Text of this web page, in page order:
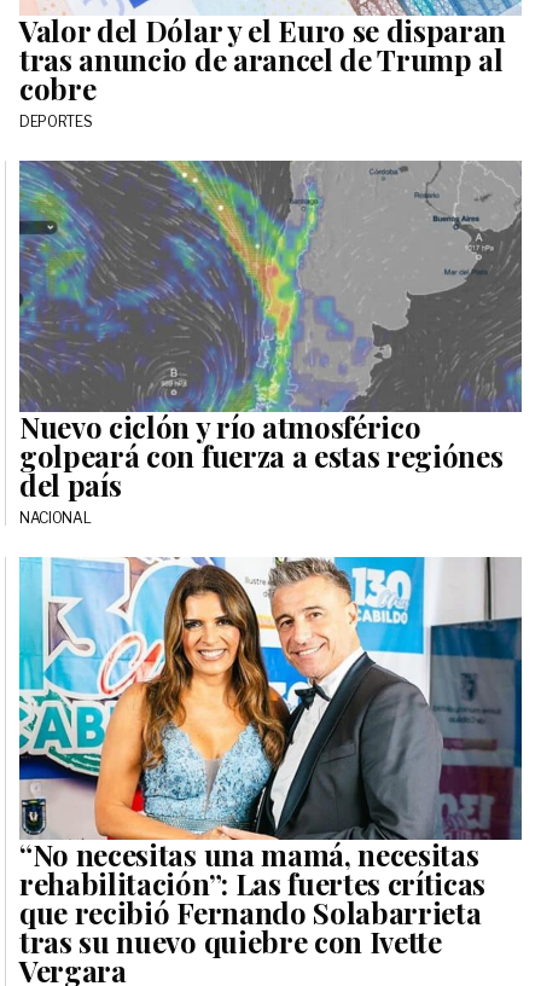
Valor del Dólar y el Euro se disparan
tras anuncio de arancel de Trump al
cobre
DEPORTES
Nuevo ciclón y río atmosférico
golpeará con fuerza a estas regiónes
del país
NACIONAL
“No necesitas una mamá, necesitas
rehabilitación”: Las fuertes críticas
que recibió Fernando Solabarrieta
tras su nuevo quiebre con Ivette
Vergara